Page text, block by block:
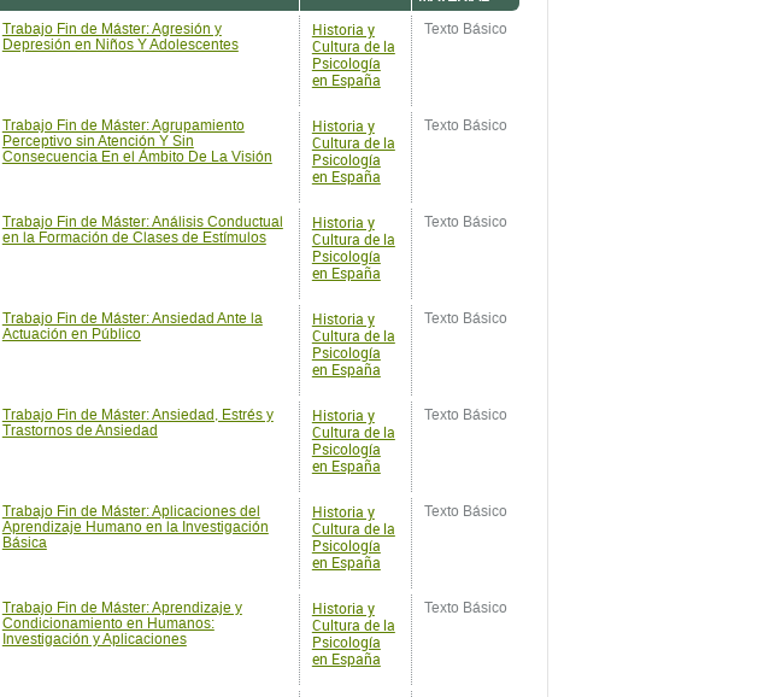
Trabajo Fin de Máster: Agrupamiento
Perceptivo sin Atención Y Sin
Consecuencia En el Ámbito De La Visión
Cultura de la
Psicología
en España
Texto Básico
Trabajo Fin de Máster: Análisis Conductual
en la Formación de Clases de Estímulos
Cultura de la
Psicología
en España
Texto Básico
Trabajo Fin de Máster: Ansiedad Ante la
Actuación en Público
Cultura de la
Psicología
en España
Texto Básico
Trabajo Fin de Máster: Ansiedad, Estrés y
Trastornos de Ansiedad
Cultura de la
Psicología
en España
Texto Básico
Trabajo Fin de Máster: Aplicaciones del
Aprendizaje Humano en la Investigación
Básica
Cultura de la
Psicología
en España
Texto Básico
Trabajo Fin de Máster: Aprendizaje y
Condicionamiento en Humanos:
Investigación y Aplicaciones
Cultura de la
Psicología
en España
Texto Básico
Trabajo Fin de Máster: Atención y Patología
del Sistema Nervioso Central
Cultura de la
Psicología
en España
Texto Básico